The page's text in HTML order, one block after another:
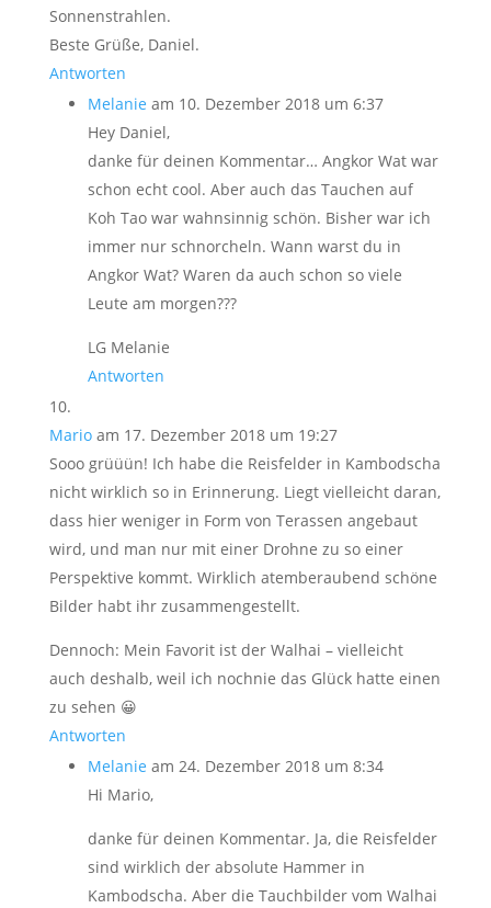
Sonnenstrahlen.
Beste Grüße, Daniel.
Antworten
Melanie am 10. Dezember 2018 um 6:37
Hey Daniel,
danke für deinen Kommentar… Angkor Wat war
schon echt cool. Aber auch das Tauchen auf
Koh Tao war wahnsinnig schön. Bisher war ich
immer nur schnorcheln. Wann warst du in
Angkor Wat? Waren da auch schon so viele
Leute am morgen???
LG Melanie
Antworten
Mario am 17. Dezember 2018 um 19:27
Sooo grüüün! Ich habe die Reisfelder in Kambodscha
nicht wirklich so in Erinnerung. Liegt vielleicht daran,
dass hier weniger in Form von Terassen angebaut
wird, und man nur mit einer Drohne zu so einer
Perspektive kommt. Wirklich atemberaubend schöne
Bilder habt ihr zusammengestellt.
Dennoch: Mein Favorit ist der Walhai – vielleicht
auch deshalb, weil ich nochnie das Glück hatte einen
zu sehen 😀
Antworten
Melanie am 24. Dezember 2018 um 8:34
Hi Mario,
danke für deinen Kommentar. Ja, die Reisfelder
sind wirklich der absolute Hammer in
Kambodscha. Aber die Tauchbilder vom Walhai